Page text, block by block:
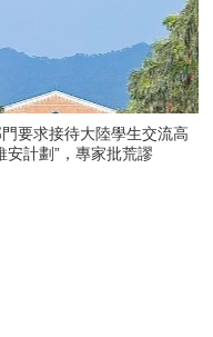
要求接待大陸學生交流高
安計劃”，專家批荒謬